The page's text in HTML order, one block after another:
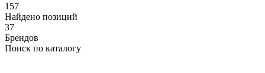
157
Найдено позиций
37
Брендов
Поиск по каталогу